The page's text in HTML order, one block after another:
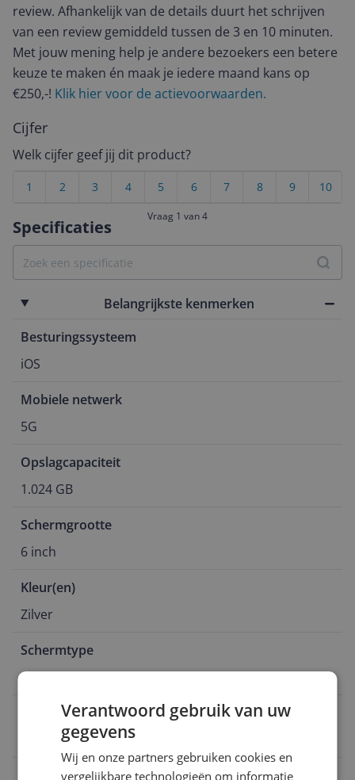
Specificaties
Belangrijkste kenmerken
Besturingssysteem
iOS
Mobiele netwerk
5G
Opslagcapaciteit
1.024 GB
Schermgrootte
6 inch
Kleur(en)
Zilver
Schermtype
OLED
0195950628449
Aansluitingen
review. Afhankelijk van de details duurt het schrijven
van een review gemiddeld tussen de 3 en 10 minuten.
Met jouw mening help je andere bezoekers een betere
keuze te maken én maak je iedere maand kans op
€250,-! Klik hier voor de actievoorwaarden.
Cijfer
Welk cijfer geef jij dit product?
10
9
8
7
6
5
4
3
2
1
Vraag 1 van 4
Verantwoord gebruik van uw
gegevens
Wij en onze partners gebruiken cookies en
vergelijkbare technologieën om informatie